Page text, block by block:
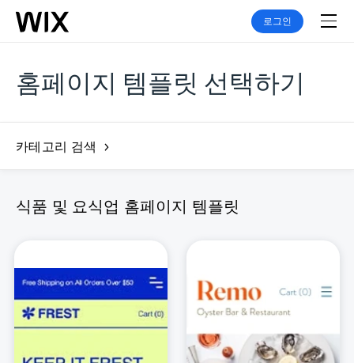
로그인
홈페이지 템플릿 선택하기
카테고리 검색
식품 및 요식업 홈페이지 템플릿